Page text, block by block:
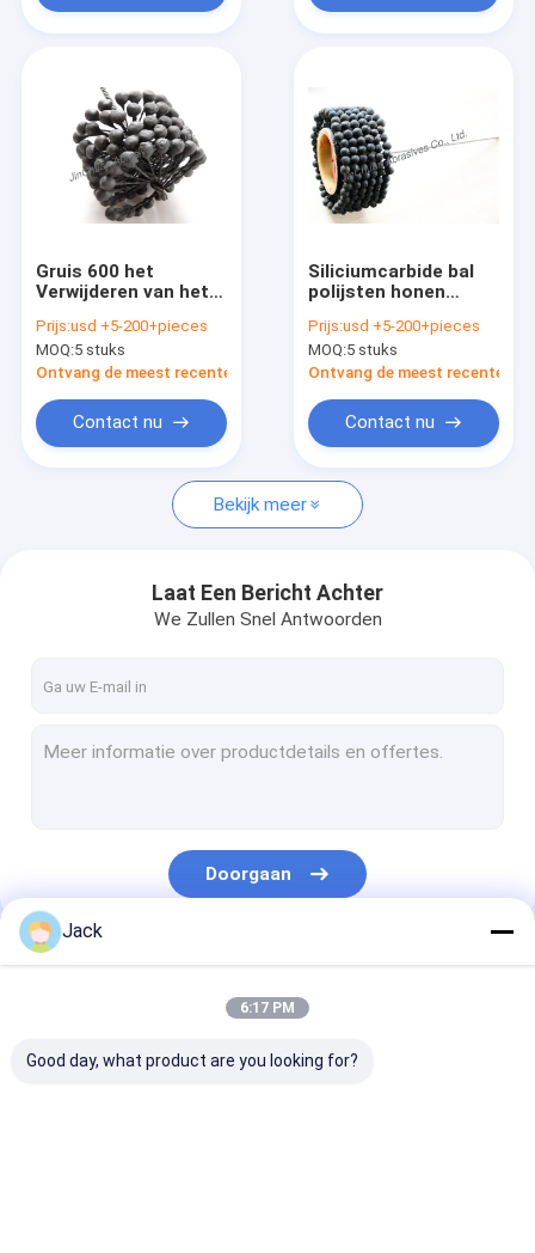
Producten
Video's
Over Ons
Neem contact met ons op
Nieuws
Vraag een offerte
CBN Scherpende Wielen
CBN Wielen voor Woodturners
diamant malende spelden
CBN Malende spelden
gegalvaniseerd diamantblad
Gruis 600 het
Verwijderen van het
van de Braam de
Slijpende Borstel
Industriële Deburring
Prijs:usd +5-200+pieces
MOQ:5 stuks
Ontvang de meest recente Prijs
Contact nu
Siliciumcarbide bal
polijsten honen
Prijs:usd +5-200+pieces
MOQ:5 stuks
Ontvang de meest recente
Contact nu
Bekijk meer
Laat Een Bericht Achter
We Zullen Snel Antwoorden
Doorgaan
Onze Categorieën
Jack
6:17 PM
Good day, what product are you looking for?